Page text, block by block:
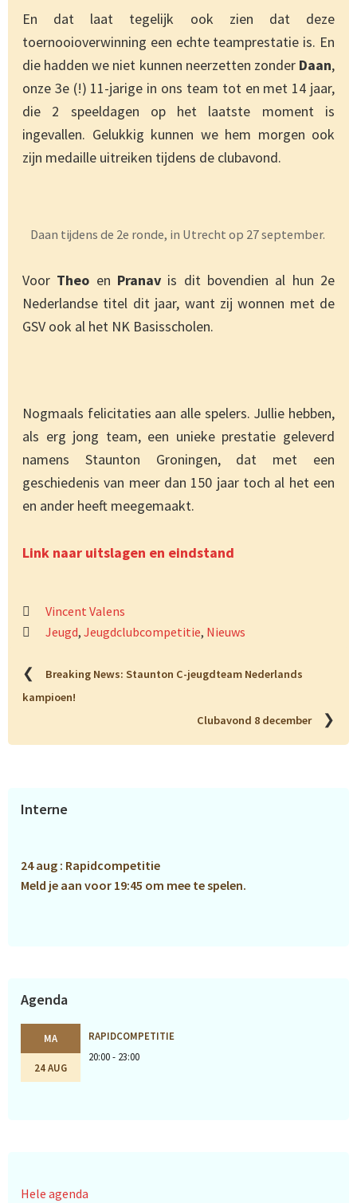
En dat laat tegelijk ook zien dat deze
toernooioverwinning een echte teamprestatie is. En
die hadden we niet kunnen neerzetten zonder Daan,
onze 3e (!) 11-jarige in ons team tot en met 14 jaar,
die 2 speeldagen op het laatste moment is
ingevallen. Gelukkig kunnen we hem morgen ook
zijn medaille uitreiken tijdens de clubavond.
Daan tijdens de 2e ronde, in Utrecht op 27 september.
Voor Theo en Pranav is dit bovendien al hun 2e
Nederlandse titel dit jaar, want zij wonnen met de
GSV ook al het NK Basisscholen.
Nogmaals felicitaties aan alle spelers. Jullie hebben,
als erg jong team, een unieke prestatie geleverd
namens Staunton Groningen, dat met een
geschiedenis van meer dan 150 jaar toch al het een
en ander heeft meegemaakt.
Link naar uitslagen en eindstand
Vincent Valens
Jeugd, Jeugdclubcompetitie, Nieuws
❮
Breaking News: Staunton C-jeugdteam Nederlands
kampioen!
Clubavond 8 december
❯
Primaire
Interne
24 aug : Rapidcompetitie
Meld je aan voor 19:45 om mee te spelen.
Agenda
MA
24 AUG
RAPIDCOMPETITIE
20:00 - 23:00
Hele agenda